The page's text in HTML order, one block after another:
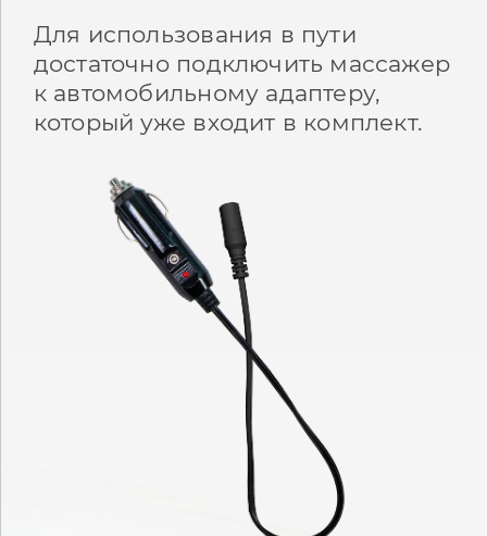
Для использования в пути
достаточно подключить массажер
к автомобильному адаптеру,
который уже входит в комплект.